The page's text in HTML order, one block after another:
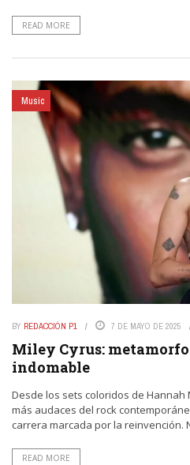
READ MORE
Music
BY REDACCIÓN P1 7 DE MAYO DE 2025
Miley Cyrus:
indomable
Desde los sets coloridos de
más audaces del rock
carrera marcada por la reinvención.
READ MORE